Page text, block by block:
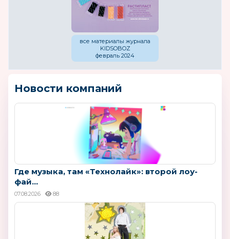
все материалы журнала
KIDSOBOZ
февраль 2024
Новости компаний
Где музыка, там «Технолайк»: второй лоу-
фай...
07.08.2026 88